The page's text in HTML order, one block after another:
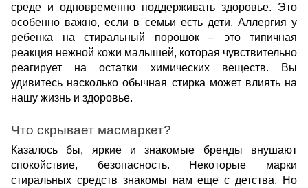
среде и одновременно поддерживать здоровье. Это
особенно важно, если в семьи есть дети. Аллергия у
ребенка на стиральный порошок – это типичная
реакция нежной кожи малышей, которая чувствительно
реагирует на остатки химических веществ. Вы
удивитесь насколько обычная стирка может влиять на
нашу жизнь и здоровье.
Что скрывает масмаркет?
Казалось бы, яркие и знакомые бренды внушают
спокойствие, безопасность. Некоторые марки
стиральных средств знакомы нам еще с детства. Но